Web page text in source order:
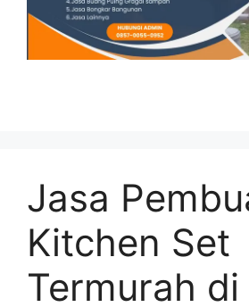
Jasa
Kitchen Set
Termurah di